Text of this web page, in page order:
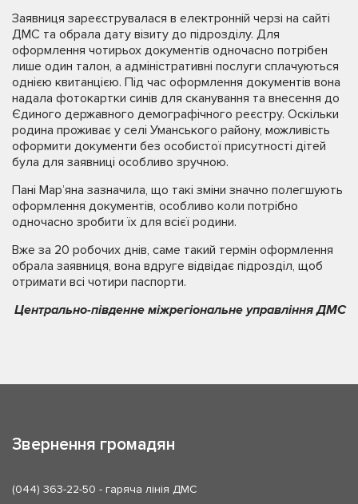
Заявниця зареєструвалася в електронній черзі на сайті
ДМС та обрала дату візиту до підрозділу. Для
оформлення чотирьох документів одночасно потрібен
лише один талон, а адміністративні послуги сплачуються
однією квитанцією. Під час оформлення документів вона
надала фотокартки синів для сканування та внесення до
Єдиного державного демографічного реєстру. Оскільки
родина проживає у селі Уманського району, можливість
оформити документи без особистої присутності дітей
була для заявниці особливо зручною.
Пані Мар’яна зазначила, що такі зміни значно полегшують
оформлення документів, особливо коли потрібно
одночасно зробити їх для всієї родини.
Вже за 20 робочих днів, саме такий термін оформлення
обрала заявниця, вона вдруге відвідає підрозділ, щоб
отримати всі чотири паспорти.
Центрально-південне міжрегіональне управління ДМС
Звернення громадян
(044) 363-22-50 - гаряча лінія ДМС